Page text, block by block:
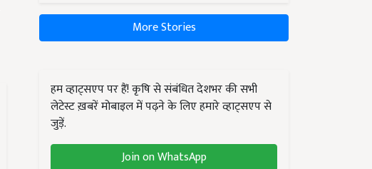
More Stories
हम व्हाट्सएप पर हैं! कृषि से संबंधित देशभर की सभी
लेटेस्ट ख़बरें मोबाइल में पढ़ने के लिए हमारे व्हाट्सएप से
जुड़ें.
Join on WhatsApp